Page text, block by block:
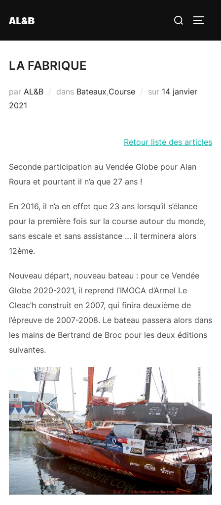
AL&B Rechercher :
LA FABRIQUE
par AL&B dans Bateaux,Course sur Publié
14 janvier
2021
Retour liste des articles
Seconde participation au Vendée Globe pour Alan
Roura et pourtant il n’a que 27 ans !
En 2016, il n’a en effet que 23 ans lorsqu’il s’élance
pour la première fois sur la course autour du monde,
sans escale et sans assistance … il terminera alors
12ème.
Nouveau départ, nouveau bateau : pour ce Vendée
Globe 2020-2021, il reprend l’IMOCA d’Armel Le
Cleac’h construit en 2007, qui finira deuxième de
l’épreuve de 2007-2008. Le bateau passera alors dans
les mains de Bertrand de Broc pour les deux éditions
suivantes.